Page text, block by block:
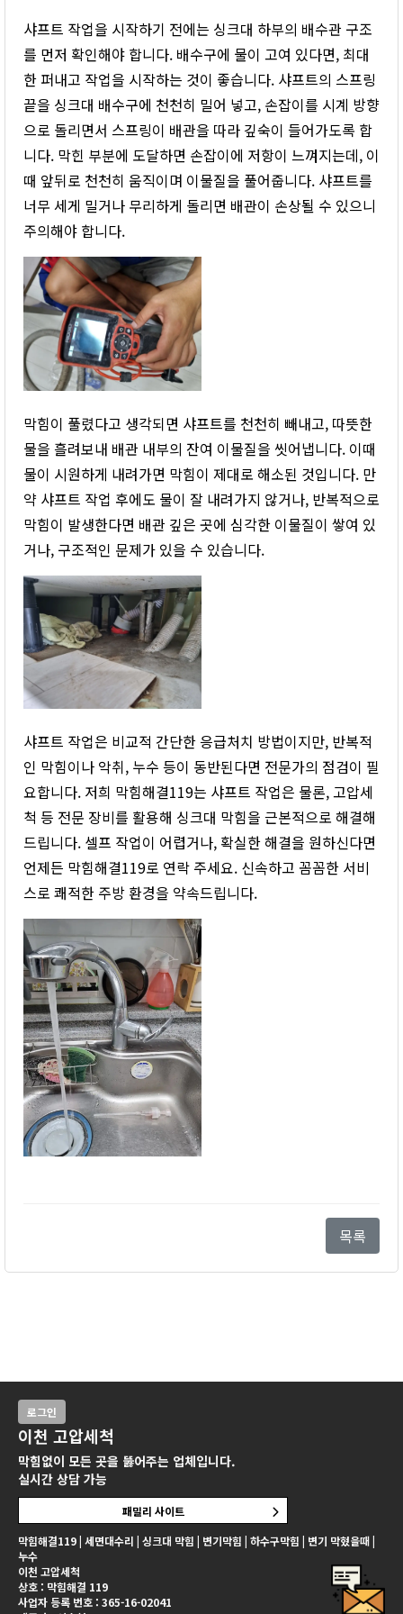
샤프트 작업을 시작하기 전에는 싱크대 하부의 배수관 구조
를 먼저 확인해야 합니다. 배수구에 물이 고여 있다면, 최대
한 퍼내고 작업을 시작하는 것이 좋습니다. 샤프트의 스프링
끝을 싱크대 배수구에 천천히 밀어 넣고, 손잡이를 시계 방향
으로 돌리면서 스프링이 배관을 따라 깊숙이 들어가도록 합
니다. 막힌 부분에 도달하면 손잡이에 저항이 느껴지는데, 이
때 앞뒤로 천천히 움직이며 이물질을 풀어줍니다. 샤프트를
너무 세게 밀거나 무리하게 돌리면 배관이 손상될 수 있으니
주의해야 합니다.
막힘이 풀렸다고 생각되면 샤프트를 천천히 빼내고, 따뜻한
물을 흘려보내 배관 내부의 잔여 이물질을 씻어냅니다. 이때
물이 시원하게 내려가면 막힘이 제대로 해소된 것입니다. 만
약 샤프트 작업 후에도 물이 잘 내려가지 않거나, 반복적으로
막힘이 발생한다면 배관 깊은 곳에 심각한 이물질이 쌓여 있
거나, 구조적인 문제가 있을 수 있습니다.
샤프트 작업은 비교적 간단한 응급처치 방법이지만, 반복적
인 막힘이나 악취, 누수 등이 동반된다면 전문가의 점검이 필
요합니다. 저희 막힘해결119는 샤프트 작업은 물론, 고압세
척 등 전문 장비를 활용해 싱크대 막힘을 근본적으로 해결해
드립니다. 셀프 작업이 어렵거나, 확실한 해결을 원하신다면
언제든 막힘해결119로 연락 주세요. 신속하고 꼼꼼한 서비
스로 쾌적한 주방 환경을 약속드립니다.
목록
막힘해결119 | 세면대수리 | 싱크대 막힘 | 변기막힘 | 하수구막힘 | 변기 막혔을때 |
누수
이천 고압세척
상호 : 막힘해결 119
사업자 등록 번호 : 365-16-02041
로그인
이천 고압세척
막힘없이 모든 곳을 뚫어주는 업체입니다.
실시간 상담 가능
패밀리 사이트